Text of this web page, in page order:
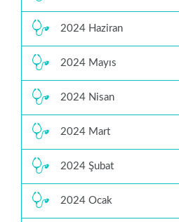
2024 Haziran
2024 Mayıs
2024 Nisan
2024 Mart
2024 Şubat
2024 Ocak